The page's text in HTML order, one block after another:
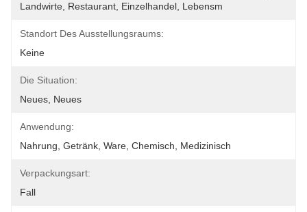
Landwirte, Restaurant, Einzelhandel, Lebensm
Standort Des Ausstellungsraums:
Keine
Die Situation:
Neues, Neues
Anwendung:
Nahrung, Getränk, Ware, Chemisch, Medizinisch
Verpackungsart:
Fall